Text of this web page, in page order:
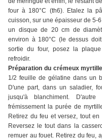
four à 180°C (th6). Etalez la
cuisson, sur une épaisseur de 5-
un disque de 20 cm de
environ à 180°C (le dessus
sortie du four, posez la
refroidir.
Préparation du crémeux
1/2 feuille de gélatine dans un
D'une part, dans un saladier,
jusqu'à blanchiment.
frémissement la purée de
Retirez du feu et versez, tout
Reversez le tout dans la
remuer au fouet. Retirez du feu,